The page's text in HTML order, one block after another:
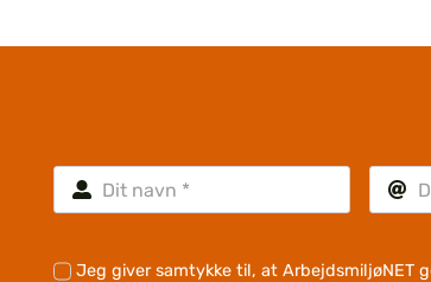
Jeg giver samtykke til, at ArbejdsmiljøNET